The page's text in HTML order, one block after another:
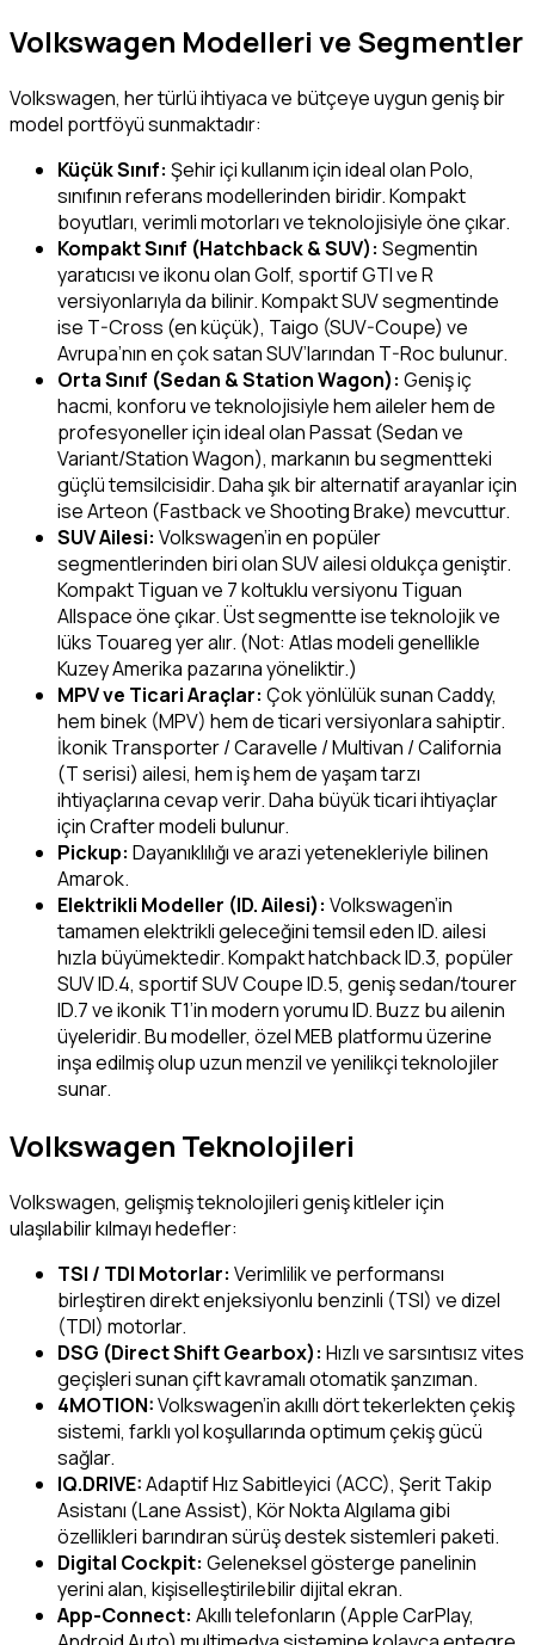
Volkswagen Modelleri ve Segmentler
Volkswagen, her türlü ihtiyaca ve bütçeye uygun geniş bir
model portföyü sunmaktadır:
Küçük Sınıf: Şehir içi kullanım için ideal olan Polo,
sınıfının referans modellerinden biridir. Kompakt
boyutları, verimli motorları ve teknolojisiyle öne çıkar.
Kompakt Sınıf (Hatchback & SUV): Segmentin
yaratıcısı ve ikonu olan Golf, sportif GTI ve R
versiyonlarıyla da bilinir. Kompakt SUV segmentinde
ise T-Cross (en küçük), Taigo (SUV-Coupe) ve
Avrupa’nın en çok satan SUV’larından T-Roc bulunur.
Orta Sınıf (Sedan & Station Wagon): Geniş iç
hacmi, konforu ve teknolojisiyle hem aileler hem de
profesyoneller için ideal olan Passat (Sedan ve
Variant/Station Wagon), markanın bu segmentteki
güçlü temsilcisidir. Daha şık bir alternatif arayanlar için
ise Arteon (Fastback ve Shooting Brake) mevcuttur.
SUV Ailesi: Volkswagen’in en popüler
segmentlerinden biri olan SUV ailesi oldukça geniştir.
Kompakt Tiguan ve 7 koltuklu versiyonu Tiguan
Allspace öne çıkar. Üst segmentte ise teknolojik ve
lüks Touareg yer alır. (Not: Atlas modeli genellikle
Kuzey Amerika pazarına yöneliktir.)
MPV ve Ticari Araçlar: Çok yönlülük sunan Caddy,
hem binek (MPV) hem de ticari versiyonlara sahiptir.
İkonik Transporter / Caravelle / Multivan / California
(T serisi) ailesi, hem iş hem de yaşam tarzı
ihtiyaçlarına cevap verir. Daha büyük ticari ihtiyaçlar
için Crafter modeli bulunur.
Pickup: Dayanıklılığı ve arazi yetenekleriyle bilinen
Amarok.
Elektrikli Modeller (ID. Ailesi): Volkswagen’in
tamamen elektrikli geleceğini temsil eden ID. ailesi
hızla büyümektedir. Kompakt hatchback ID.3, popüler
SUV ID.4, sportif SUV Coupe ID.5, geniş sedan/tourer
ID.7 ve ikonik T1’in modern yorumu ID. Buzz bu ailenin
üyeleridir. Bu modeller, özel MEB platformu üzerine
inşa edilmiş olup uzun menzil ve yenilikçi teknolojiler
sunar.
Volkswagen Teknolojileri
Volkswagen, gelişmiş teknolojileri geniş kitleler için
ulaşılabilir kılmayı hedefler:
TSI / TDI Motorlar: Verimlilik ve performansı
birleştiren direkt enjeksiyonlu benzinli (TSI) ve dizel
(TDI) motorlar.
DSG (Direct Shift Gearbox): Hızlı ve sarsıntısız vites
geçişleri sunan çift kavramalı otomatik şanzıman.
4MOTION:Volkswagen’in akıllı dört tekerlekten çekiş
sistemi, farklı yol koşullarında optimum çekiş gücü
sağlar.
IQ.DRIVE:Adaptif Hız Sabitleyici (ACC), Şerit Takip
Asistanı (Lane Assist), Kör Nokta Algılama gibi
özellikleri barındıran sürüş destek sistemleri paketi.
Digital Cockpit: Geleneksel gösterge panelinin
yerini alan, kişiselleştirilebilir dijital ekran.
App-Connect: Akıllı telefonların (Apple CarPlay,